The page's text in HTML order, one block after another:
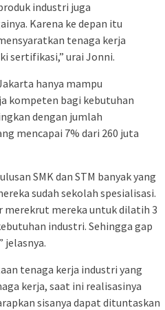
industri juga
Karena ke depan itu
tenaga kerja
sertifikasi,” urai Jonni.
hanya mampu
kompeten bagi kebutuhan
dengan jumlah
mencapai 7% dari 260 juta
SMK dan STM banyak yang
sudah sekolah spesialisasi.
merekrut mereka untuk dilatih 3
industri. Sehingga gap
jelasnya.
tenaga kerja industri yang
kerja, saat ini realisasinya
sisanya dapat dituntaskan